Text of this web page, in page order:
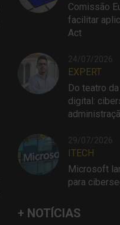
Comissão
facilitar
Act
24/07/2026
EXPERT
Do teatro
digital:
29/07/2026
ITECH
Microsoft
para
+ NOTÍCIAS